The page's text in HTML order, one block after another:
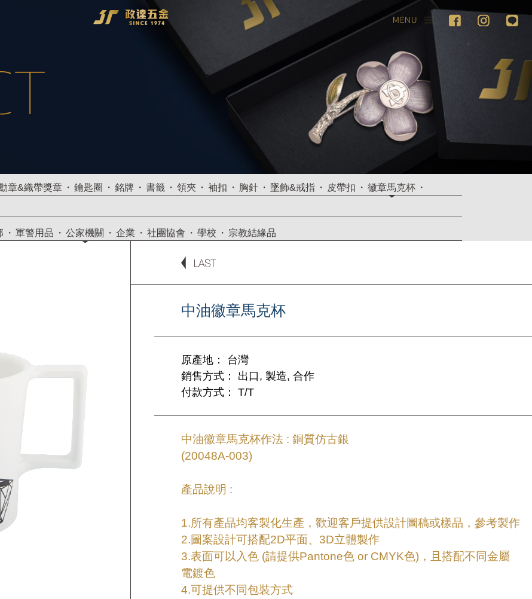
章&織帶獎章 鑰匙圈 銘牌 書籤 領夾 袖扣 胸針 墜飾&戒指 皮帶扣 徽章馬克杯
軍警用品 公家機關 企業 社團協會 學校 宗教結緣品
中油徽章馬克杯
原產地： 台灣
銷售方式： 出口, 製造, 合作
付款方式： T/T
中油徽章馬克杯作法 : 銅質仿古銀
(20048A-003)
產品說明 :
1.所有產品均客製化生產，歡迎客戶提供設計圖稿或樣品，參考製作
2.圖案設計可搭配2D平面、3D立體製作
3.表面可以入色 (請提供Pantone色 or CMYK色)，且搭配不同金屬
電鍍色
4.可提供不同包裝方式